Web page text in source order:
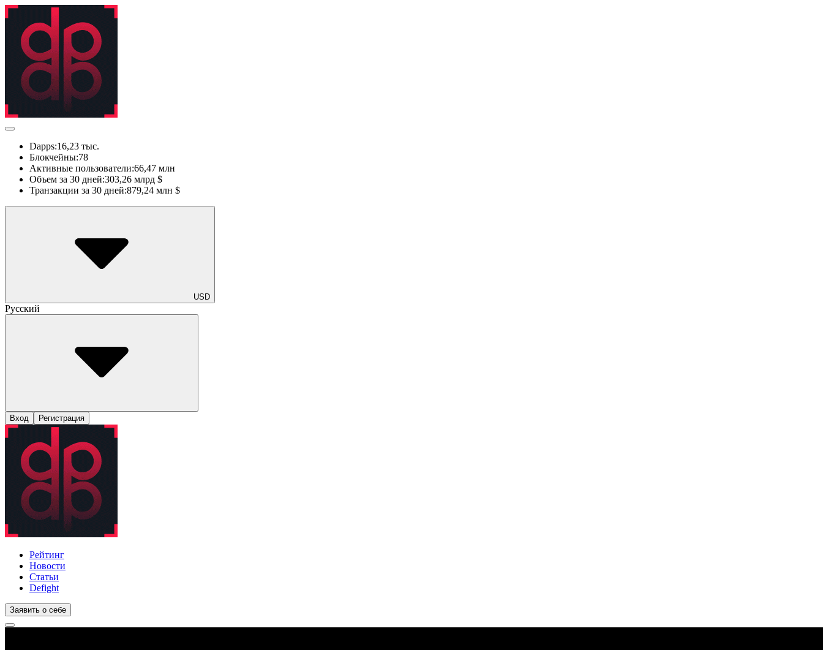
Dapps:16,23 тыс.
Блокчейны:78
Активные пользователи:66,47 млн
Объем за 30 дней:303,26 млрд $
Транзакции за 30 дней:879,24 млн $
USD
Русский
Вход Регистрация
Рейтинг
Новости
Статьи
Defight
Заявить о себе